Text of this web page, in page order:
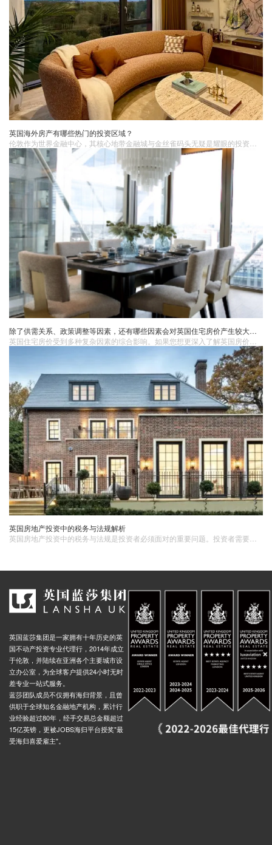
英国海外房产有哪些热门的投资区域？
除了供需关系、政策调整等因素，还有哪些因素会对英国住宅房价产生较大影响？
英国房地产投资中的税务与法规解析
英国蓝莎集团是一家拥有十年历史的英
国不动产投资专业代理行，2014年成立
于伦敦，并陆续在亚洲各个主要城市设
立办公室，为全球客户提供24小时无时
差专业一站式服务。
蓝莎团队成员不仅拥有海归背景，且曾
供职于全球知名金融地产机构，累计行
业经验超过80年，经手交易总金额超过
15亿英镑，更被JOBS海归平台授奖"最
受海归喜爱雇主"。